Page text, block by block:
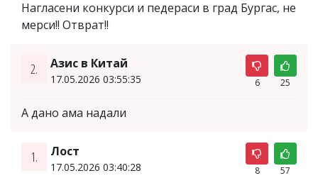
Нагласени конкурси и педераси в град Бургас, не
мерси!! Отврат!!
2. Азис в Китай
17.05.2026 03:55:35 6 25
А дано ама надали
1. Лост
17.05.2026 03:40:28 8 57